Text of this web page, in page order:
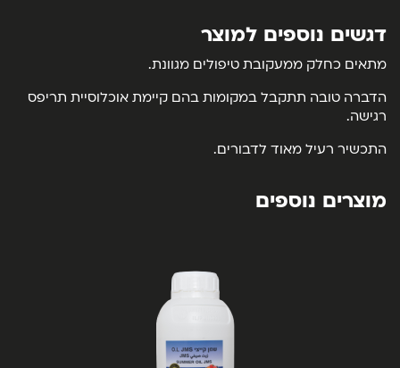
דגשים נוספים למוצר
מתאים כחלק ממעקובת טיפולים מגוונת.
הדברה טובה תתקבל במקומות בהם קיימת אוכלוסיית תריפס
רגישה.
התכשיר רעיל מאוד לדבורים.
מוצרים נוספים